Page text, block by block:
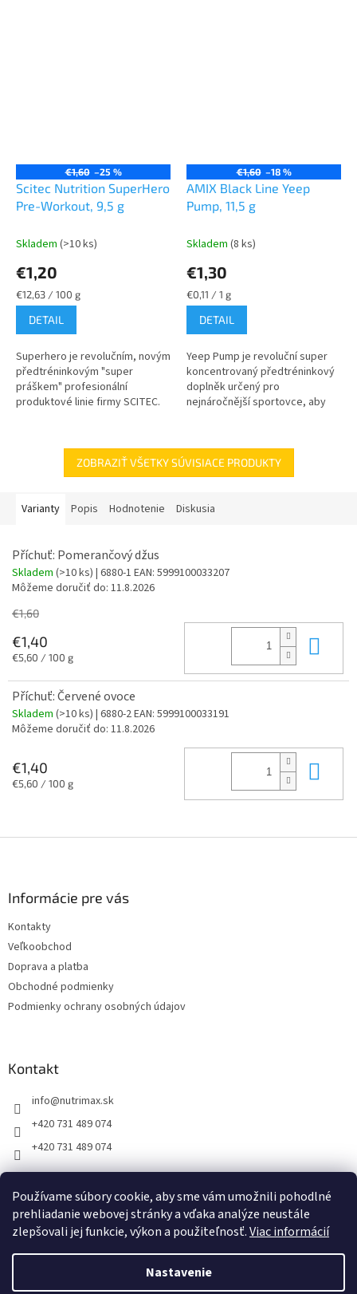
Používame súbory cookie, aby sme vám umožnili pohodlné
prehliadanie webovej stránky a vďaka analýze neustále
zlepšovali jej funkcie, výkon a použiteľnosť.Viac informácií
Nastavenie
€1,60 –25 %
Scitec Nutrition SuperHero
Pre-Workout, 9,5 g
Skladem (>10 ks)
€1,20
Jednotková
cena:
€12,63 / 100 g
DETAIL
Superhero je revolučním, novým
předtréninkovým "super
práškem" profesionální
produktové linie firmy SCITEC.
patentované...
€1,60 –18 %
AMIX Black Line Yeep
Pump, 11,5 g
Skladem (8 ks)
€1,30
Jednotková
cena:
€0,11 / 1 g
DETAIL
Yeep Pump je revoluční super
koncentrovaný předtréninkový
doplněk určený pro
nejnáročnější sportovce, aby
ZOBRAZIŤ VŠETKY SÚVISIACE PRODUKTY
Varianty Popis Hodnotenie Diskusia
Příchuť: Pomerančový džus
Skladem (>10 ks) | 6880-1 EAN: 5999100033207
Môžeme doručiť do: 11.8.2026
€1,60
€1,40
Jednotková
€5,60 / 100 g
Příchuť: Červené ovoce
Skladem (>10 ks) | 6880-2EAN: 5999100033191
Môžeme doručiť do: 11.8.2026
€1,40
Jednotková
€5,60 / 100 g
Informácie pre vás
Kontakty
Veľkoobchod
Doprava a platba
Obchodné podmienky
Podmienky ochrany osobných údajov
Kontakt
info@nutrimax.sk
+420 731 489 074
+420 731 489 074
Vytvoril Shoptet
Nutrimax.sk . Všetky práva vyhradené.